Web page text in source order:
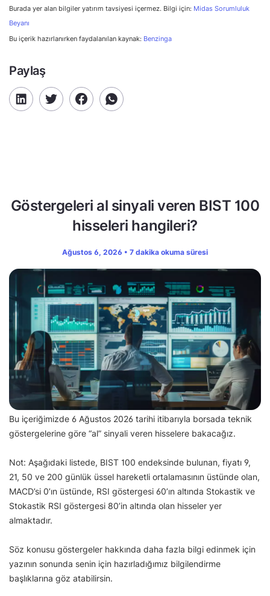
Burada yer alan bilgiler yatırım tavsiyesi içermez. Bilgi için: Midas Sorumluluk
Beyanı
Bu içerik hazırlanırken faydalanılan kaynak: Benzinga
Paylaş
Göstergeleri al sinyali veren BIST 100
hisseleri hangileri?
Ağustos 6, 2026 • 7 dakika okuma süresi
Bu içeriğimizde 6 Ağustos 2026 tarihi itibarıyla borsada teknik
göstergelerine göre “al” sinyali veren hisselere bakacağız.
Not: Aşağıdaki listede, BIST 100 endeksinde bulunan, fiyatı 9,
21, 50 ve 200 günlük üssel hareketli ortalamasının üstünde olan,
MACD’si 0’ın üstünde, RSI göstergesi 60’ın altında Stokastik ve
Stokastik RSI göstergesi 80’in altında olan hisseler yer
almaktadır.
Söz konusu göstergeler hakkında daha fazla bilgi edinmek için
yazının sonunda senin için hazırladığımız bilgilendirme
başlıklarına göz atabilirsin.